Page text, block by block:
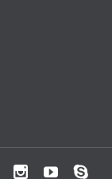
  